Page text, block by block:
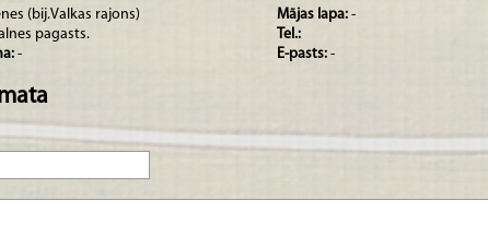
(bij.Valkas rajons)
pagasts.
-
Mājas lapa: -
Tel.:
E-pasts: -